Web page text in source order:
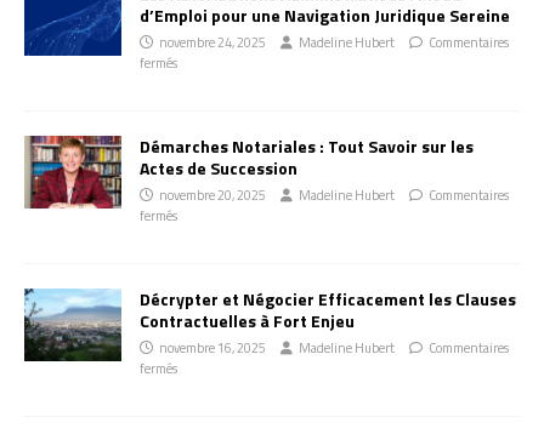
d’Emploi pour une Navigation Juridique Sereine
novembre 24, 2025 Madeline Hubert
Commentaires
fermés
Démarches Notariales : Tout Savoir sur les
Actes de Succession
novembre 20, 2025 Madeline Hubert
Commentaires
fermés
Décrypter et Négocier Efficacement les Clauses
Contractuelles à Fort Enjeu
novembre 16, 2025 Madeline Hubert
Commentaires
fermés